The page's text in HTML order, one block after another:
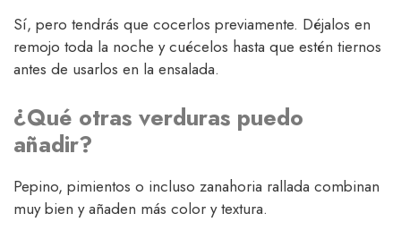
Sí, pero tendrás que cocerlos previamente. Déjalos en
remojo toda la noche y cuécelos hasta que estén tiernos
antes de usarlos en la ensalada.
¿Qué otras verduras puedo
añadir?
Pepino, pimientos o incluso zanahoria rallada combinan
muy bien y añaden más color y textura.